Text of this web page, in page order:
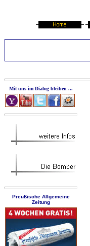
Mit uns im Dialog bleiben ...
Preußische Allgemeine
Zeitung